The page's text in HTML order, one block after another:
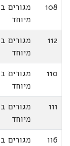
108
מגורים ב
מיוחד
112
מגורים ב
מיוחד
110
מגורים ב
מיוחד
111
מגורים ב
מיוחד
116
מגורים ב